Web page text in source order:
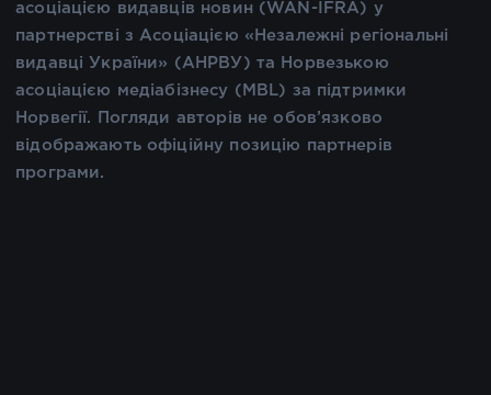
асоціацією видавців новин (WAN-IFRA) у
партнерстві з Асоціацією «Незалежні регіональні
видавці України» (АНРВУ) та Норвезькою
асоціацією медіабізнесу (MBL) за підтримки
Норвегії. Погляди авторів не обов’язково
відображають офіційну позицію партнерів
програми.